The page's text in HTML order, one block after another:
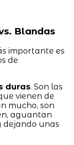
Blandas
importante es
de
duras. Son las
vienen de
mucho, son
aguantan
dejando unas